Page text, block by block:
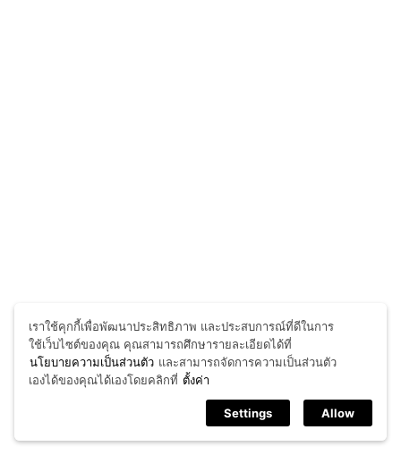
เราใช้คุกกี้เพื่อพัฒนาประสิทธิภาพ และประสบการณ์ที่ดีในการ
ใช้เว็บไซต์ของคุณ คุณสามารถศึกษารายละเอียดได้ที่
นโยบายความเป็นส่วนตัว และสามารถจัดการความเป็นส่วนตัว
เองได้ของคุณได้เองโดยคลิกที่ ตั้งค่า
Settings Allow